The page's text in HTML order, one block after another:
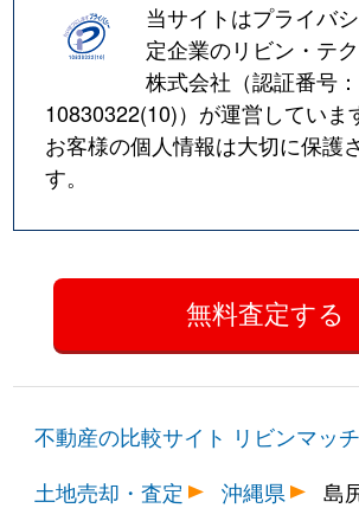
当サイトはプライバ
定企業のリビン・テ
株式会社（認証番号：
10830322(10)）が運営していま
お客様の個人情報は大切に保護
す。
不動産の比較サイト リビンマッチ
土地売却・査定
沖縄県 島